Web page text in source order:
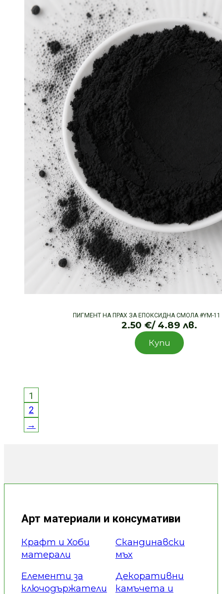
ПИГМЕНТ НА ПРАХ ЗА ЕПОКСИДНА СМОЛА #YM-11
2.50 €/ 4.89 лв.
Купи
1
2
→
Арт материали и консумативи
Крафт и Хоби
матерали
Елементи за
ключодържатели
Скандинавски
мъх
Декоративни
камъчета и